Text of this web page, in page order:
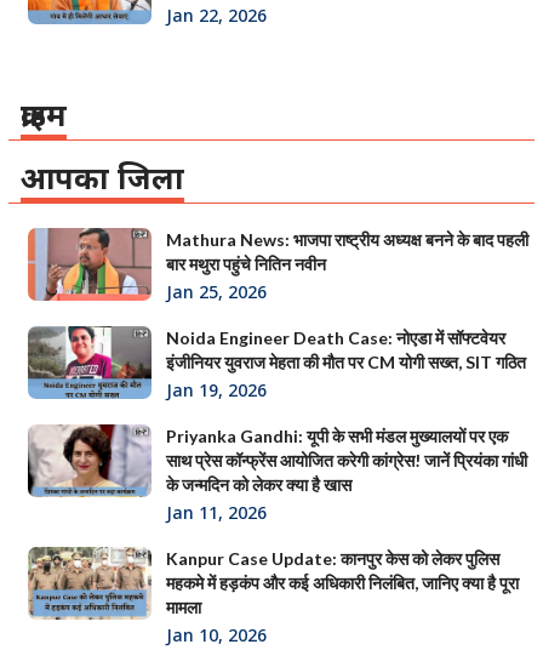
Jan 22, 2026
क्राइम
आपका जिला
Mathura News: भाजपा राष्ट्रीय अध्यक्ष बनने के बाद पहली
बार मथुरा पहुंचे नितिन नवीन
Jan 25, 2026
Noida Engineer Death Case: नोएडा में सॉफ्टवेयर
इंजीनियर युवराज मेहता की मौत पर CM योगी सख्त, SIT गठित
Jan 19, 2026
Priyanka Gandhi: यूपी के सभी मंडल मुख्यालयों पर एक
साथ प्रेस कॉन्फ्रेंस आयोजित करेगी कांग्रेस! जानें प्रियंका गांधी
के जन्मदिन को लेकर क्या है खास
Jan 11, 2026
Kanpur Case Update: कानपुर केस को लेकर पुलिस
महकमे में हड़कंप और कई अधिकारी निलंबित, जानिए क्या है पूरा
मामला
Jan 10, 2026